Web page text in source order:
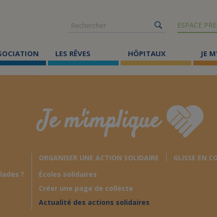
Rechercher
ESPACE
LES RÊVES HÔPITAUX JE
Je m'implique
?
ORGANISER UNE ACTION SOLIDAIRE
Écoles solidaires
Créer une page de collecte
Actualité des actions solidaires
GLISSE EN